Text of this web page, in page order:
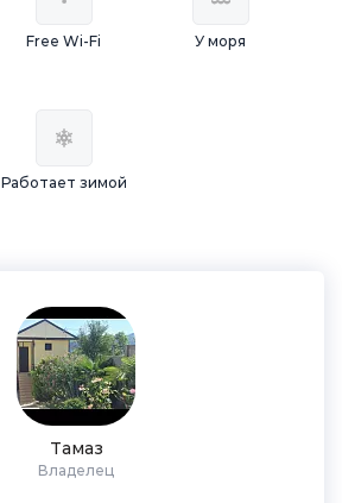
Free Wi-Fi У моря
Работает зимой
Тамаз
Владелец